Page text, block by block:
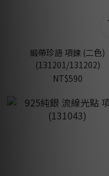
緞帶珍語 項鍊 (二色)
(131201/131202)
NT$590